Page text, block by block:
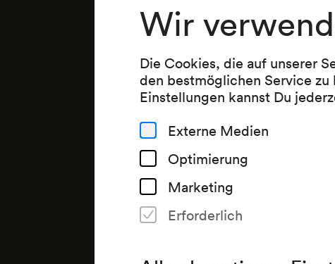
Wir
Die Cookies, die auf unserer
den bestmöglichen Service
Einstellungen kannst Du
Externe Medien
Optimierung
Marketing
Erforderlich